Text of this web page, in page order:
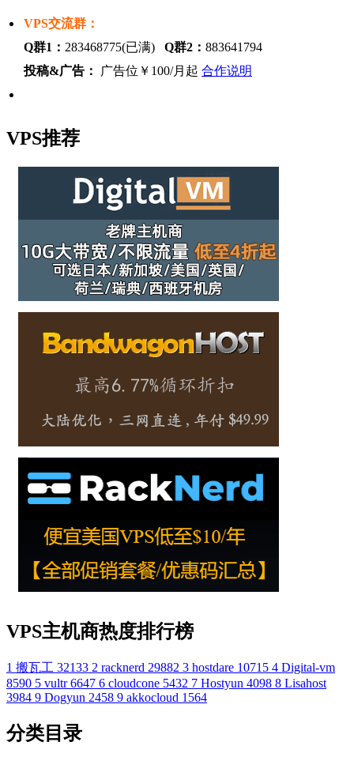
VPS交流群：
Q群1： 283468775(已满) Q群2： 883641794
投稿&广告：
广告位￥100/月起 合作说明
VPS推荐
VPS主机商热度排行榜
1 搬瓦工 32133 2 racknerd 29882 3 hostdare 10715 4 Digital-vm
8590 5 vultr 6647 6 cloudcone 5432 7 Hostyun 4098 8 Lisahost
3984 9 Dogyun 2458 9 akkocloud 1564
分类目录